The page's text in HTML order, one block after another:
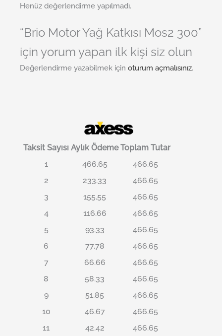
Henüz değerlendirme yapılmadı.
“Brio Motor Yağ Katkısı Mos2 300”
için yorum yapan ilk kişi siz olun
Değerlendirme yazabilmek için oturum açmalısınız.
Taksit Sayısı Aylık Ödeme Toplam Tutar
1
466.65
466.65
2
233.33
466.65
3
155.55
466.65
4
116.66
466.65
5
93.33
466.65
6
77.78
466.65
7
66.66
466.65
8
58.33
466.65
9
51.85
466.65
10
46.67
466.65
11
42.42
466.65